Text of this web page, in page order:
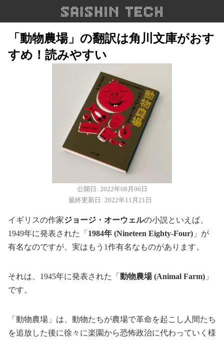
「動物農場」の翻訳は角川文庫がおす
すめ！読みやすい
公開日: 2022年08月06日
最終更新日: 2022年11月21日
イギリスの作家ジョージ・オーウェルの小説といえば、
1949年に発表された「 1984年 (Nineteen Eighty-Four) 」が
有名なのですが、実はもう1作有名なものがあります。
それは、1945年に発表された「 動物農場 (Animal Farm) 」
です。
「動物農場」は、動物たちが農場で革命を起こし人間たち
を追放した後に徐々に楽園から恐怖政治に代わっていく様